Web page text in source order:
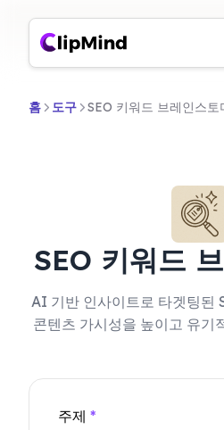
홈 도구 SEO 키워드 브레인스토
SEO 키워드
AI 기반 인사이트로 타겟팅된
콘텐츠 가시성을 높이고 유기
주제 *